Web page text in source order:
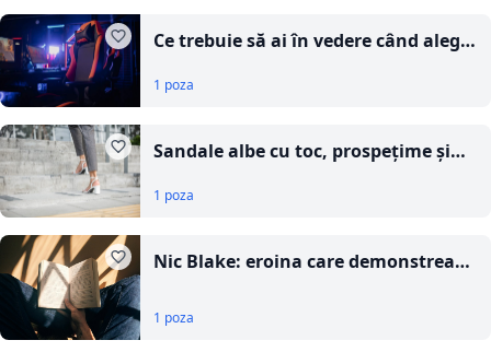
Ce trebuie să ai în vedere când alegi
1 poza
Sandale albe cu toc, prospețime și
1 poza
Nic Blake: eroina care demonstrează
1 poza